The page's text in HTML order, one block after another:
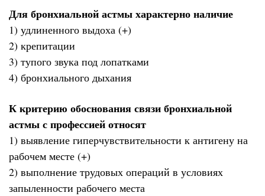
Для бронхиальной астмы характерно наличие
1) удлиненного выдоха (+)
2) крепитации
3) тупого звука под лопатками
4) бронхиального дыхания
К критерию обоснования связи бронхиальной
астмы с профессией относят
1) выявление гиперчувствительности к антигену на
рабочем месте (+)
2) выполнение трудовых операций в условиях
запыленности рабочего места